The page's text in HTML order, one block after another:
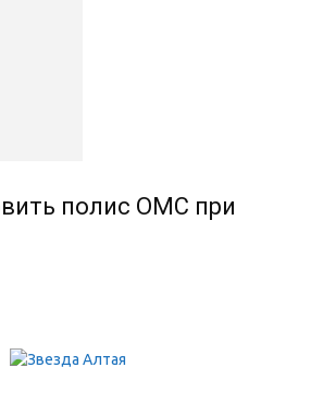
полис ОМС при